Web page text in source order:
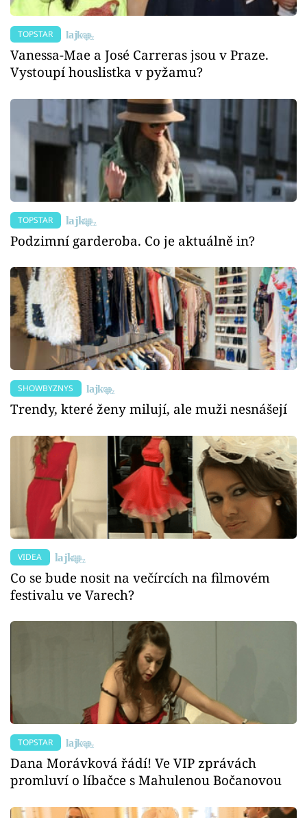
TOPSTAR
Vanessa-Mae a José Carreras jsou v Praze.
Vystoupí houslistka v pyžamu?
TOPSTAR
Podzimní garderoba. Co je aktuálně in?
SHOWBYZNYS
Trendy, které ženy milují, ale muži nesnášejí
VIDEA
Co se bude nosit na večírcích na filmovém
festivalu ve Varech?
TOPSTAR
Dana Morávková řádí! Ve VIP zprávách
promluví o líbačce s Mahulenou Bočanovou